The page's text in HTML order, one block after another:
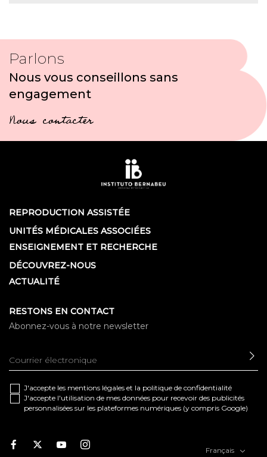
Parlons
Nous vous conseillons sans
engagement
Nous contacter
REPRODUCTION ASSISTÉE
UNITÉS MÉDICALES ASSOCIÉES
ENSEIGNEMENT ET RECHERCHE
DÉCOUVREZ-NOUS
ACTUALITÉ
RESTONS EN CONTACT
Abonnez-vous à notre newsletter
J'accepte les mentions légales et la politique de confidentialité
J'accepte l'utilisation de mes données pour recevoir des publicités
personnalisées sur les plateformes numériques (y compris Google)
Facebook
TwitterYoutubeInstagram Français